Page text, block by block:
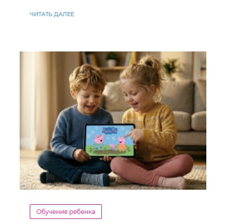
ЧИТАТЬ ДАЛЕЕ
Обучение ребенка